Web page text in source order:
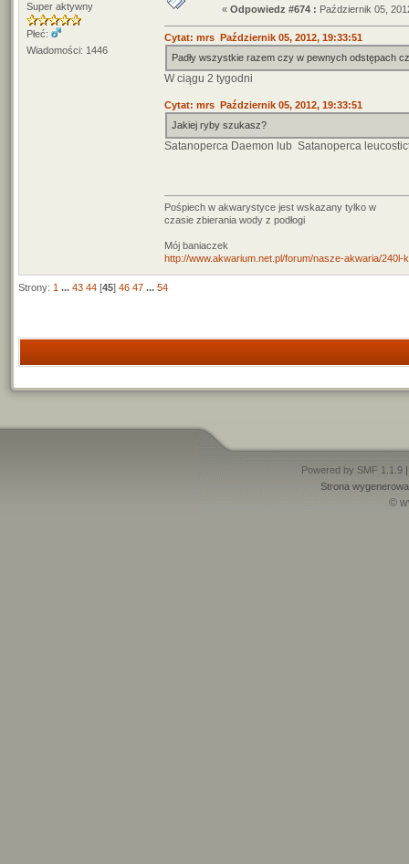
Super aktywny
Płeć:
Wiadomości: 1446
« Odpowiedz #674 : Październik 05,
Cytat: mrs Październik 05, 2012, 19:33:51
Padły wszystkie razem czy w pewnych odstępach
W ciągu 2 tygodni
Cytat: mrs Październik 05, 2012, 19:33:51
Jakiej ryby szukasz?
Satanoperca Daemon lub Satanoperca
Pośpiech w akwarystyce jest wskazany tylko w
czasie zbierania wody z podłogi
Mój baniaczek
http://www.akwarium.net.pl/forum/nasze-akwaria/240l-
Strony: 1 ... 43 44 [45] 46 47 ... 54
Powered by SMF 1.1.9
Strona
©